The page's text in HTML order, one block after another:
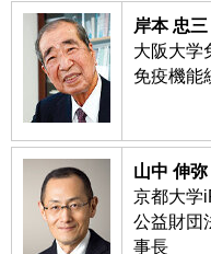
岸本 忠
大阪大学
免疫機能
山中 伸弥
京都大学
公益財団
事長